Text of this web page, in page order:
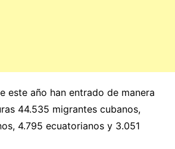
este año han entrado de manera
44.535 migrantes cubanos,
4.795 ecuatorianos y 3.051